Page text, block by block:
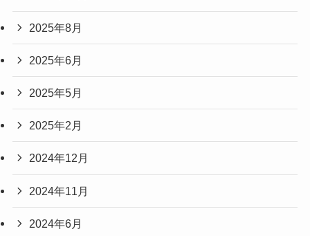
2025年8月
2025年6月
2025年5月
2025年2月
2024年12月
2024年11月
2024年6月